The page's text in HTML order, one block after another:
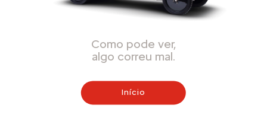
Como pode ver,
algo correu mal.
Início